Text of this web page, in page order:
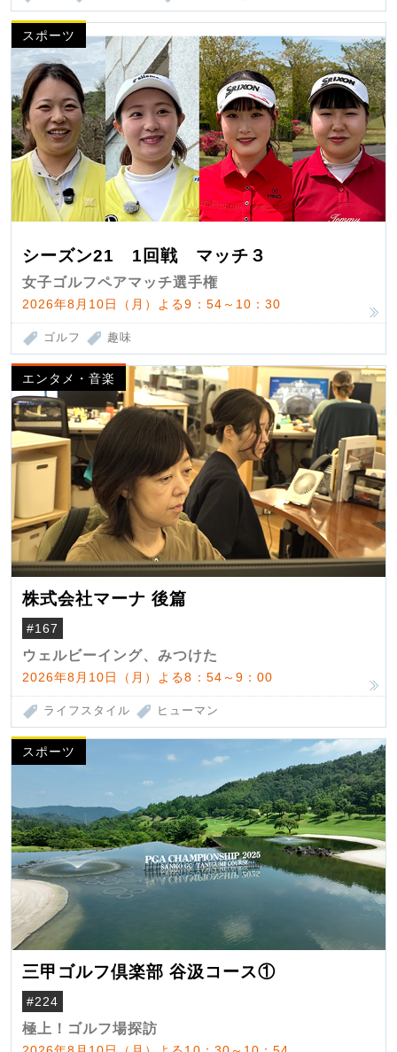
スポーツ
シーズン21 1回戦 マッチ３
女子ゴルフペアマッチ選手権
2026年8月10日（月）よる9：54～10：30
ゴルフ 趣味
エンタメ・音楽
株式会社マーナ 後篇
#167
ウェルビーイング、みつけた
2026年8月10日（月）よる8：54～9：00
ライフスタイル ヒューマン
スポーツ
三甲ゴルフ倶楽部 谷汲コース①
#224
極上！ゴルフ場探訪